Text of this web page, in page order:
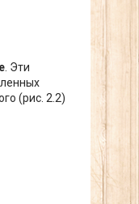
. Эти
(рис. 2.2)